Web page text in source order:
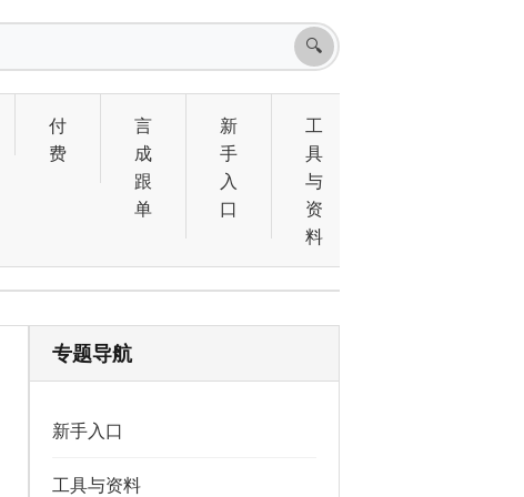
🔍
付
费
言
成
跟
单
新
手
入
口
工
具
与
资
料
专题导航
新手入口
工具与资料